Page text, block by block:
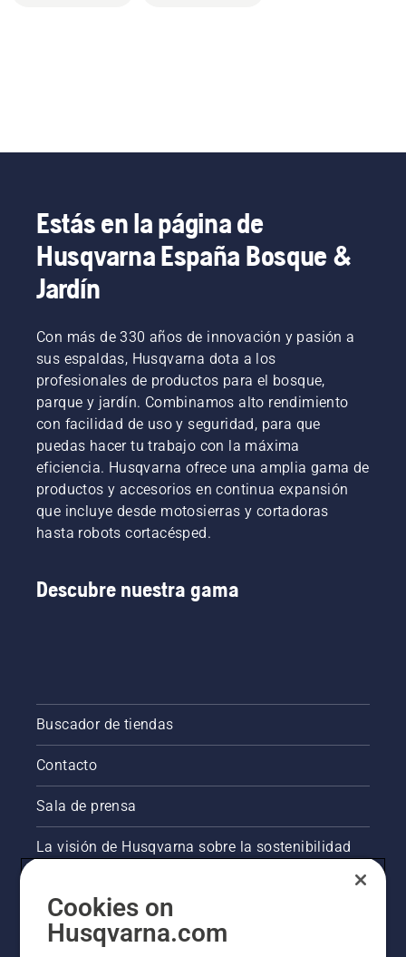
Estás en la página de
Husqvarna España Bosque &
Jardín
Con más de 330 años de innovación y pasión a
sus espaldas, Husqvarna dota a los
profesionales de productos para el bosque,
parque y jardín. Combinamos alto rendimiento
con facilidad de uso y seguridad, para que
puedas hacer tu trabajo con la máxima
eficiencia. Husqvarna ofrece una amplia gama de
productos y accesorios en continua expansión
que incluye desde motosierras y cortadoras
hasta robots cortacésped.
Descubre nuestra gama
Buscador de tiendas
Contacto
Sala de prensa
La visión de Husqvarna sobre la sostenibilidad
Otros sitios de Husqvarna
Cookies on
Husqvarna.com